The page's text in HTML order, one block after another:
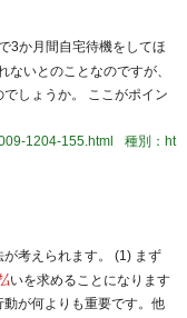
3か月間自宅待機をしてほ
ないとのことなのですが、
しょうか。 ここがポイン
1204-155.html
種別：ht
考えられます。 (1) まず
いを求めることになります
が何よりも重要です。他